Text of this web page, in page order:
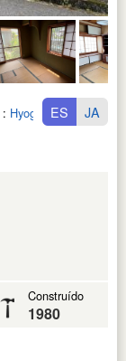
: Hyogo Ken
ES JA
Construído
1980